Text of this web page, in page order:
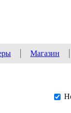
Магазин